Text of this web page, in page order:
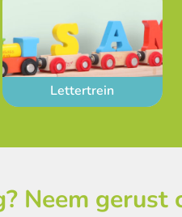
Lettertrein
Neem gerust